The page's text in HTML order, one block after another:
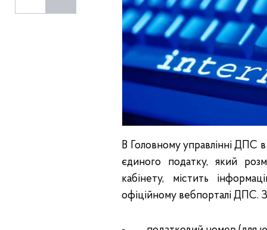
В Головному управлінні ДПС
єдиного податку, який
кабінету, містить
офіційному вебпорталі ДПС.